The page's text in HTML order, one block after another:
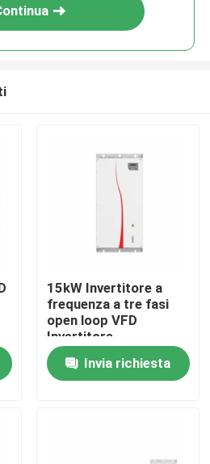
15kW Invertitore a
frequenza a tre fasi
open loop VFD
Invertitore
Invia richiesta